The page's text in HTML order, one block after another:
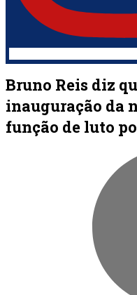
Bruno Reis diz
inauguração da
função de luto